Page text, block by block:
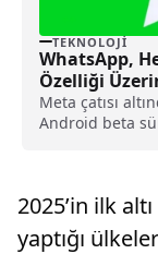
TEKNOLOJI
WhatsApp,
Özelliği
Meta çatısı
Android beta
2025’in ilk
yaptığı